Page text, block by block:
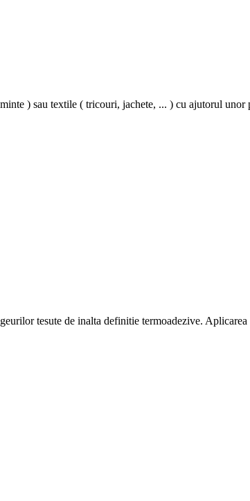
) sau textile ( tricouri, jachete, ... ) cu ajutorul
tesute de inalta definitie termoadezive.